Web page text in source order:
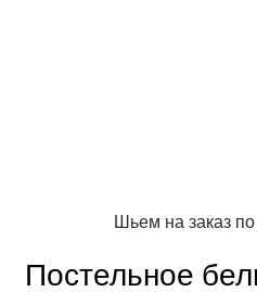
Шьем на заказ
Постельное